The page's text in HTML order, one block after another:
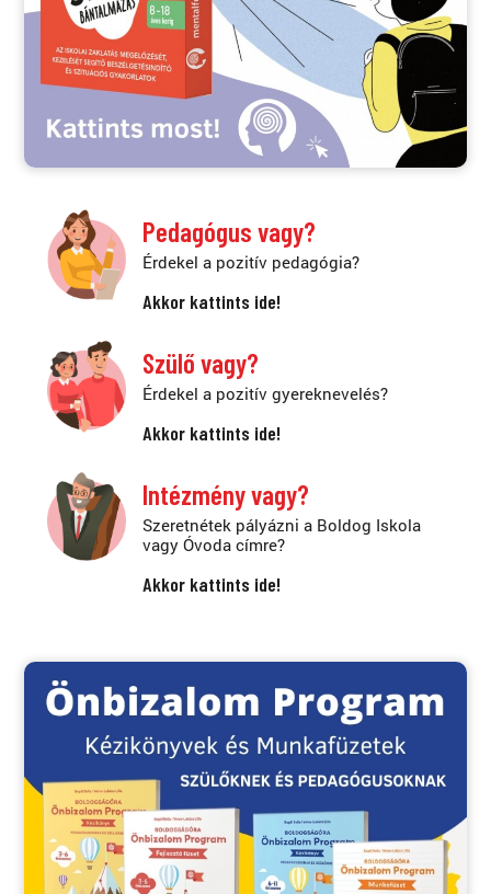
Pedagógus vagy?
Érdekel a pozitív pedagógia?
Akkor kattints ide!
Szülő vagy?
Érdekel a pozitív gyereknevelés?
Akkor kattints ide!
Intézmény vagy?
Szeretnétek pályázni a Boldog Iskola
vagy Óvoda címre?
Akkor kattints ide!